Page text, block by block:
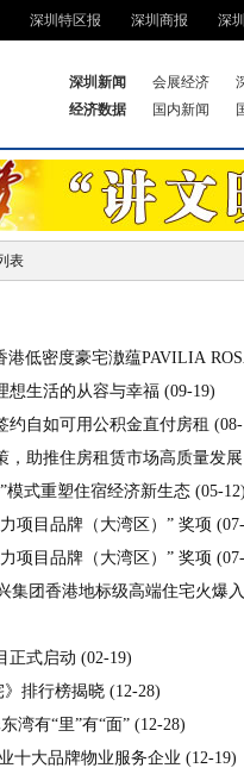
深圳特区报 深圳商报 深
深圳新闻 会展经济
经济数据
国内新闻
表
低密度豪宅滶蕴PAVILIA
想生活的从容与幸福 (09-19)
约自如可用公积金直付房租
，助推住房租赁市场高质量发展
模式重塑住宿经济新生态 (05-
项目品牌（大湾区）” 奖项
项目品牌（大湾区）” 奖项
集团香港地标级高端住宅火爆
正式启动 (02-19)
》排行榜揭晓 (12-28)
湾有“里”有“面” (12-28)
十大品牌物业服务企业 (12-19)